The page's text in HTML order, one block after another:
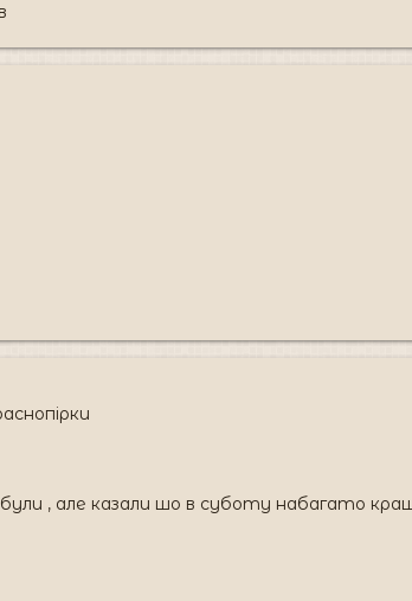
, але казали шо в суботу набагато